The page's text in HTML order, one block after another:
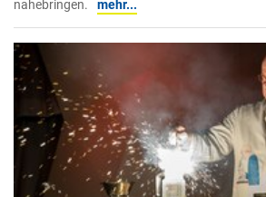
nahebringen.
mehr...